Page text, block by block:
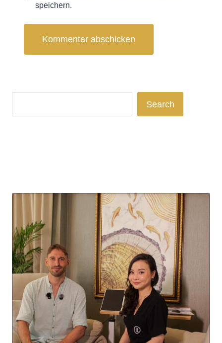
speichern.
Search